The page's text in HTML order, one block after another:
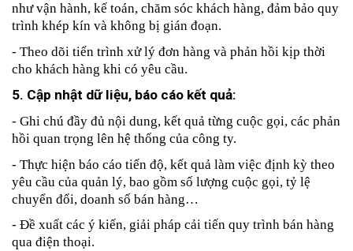
như vận hành, kế toán, chăm sóc khách hàng, đảm bảo quy
trình khép kín và không bị gián đoạn.
- Theo dõi tiến trình xử lý đơn hàng và phản hồi kịp thời
cho khách hàng khi có yêu cầu.
5. Cập nhật dữ liệu, báo cáo kết quả:
- Ghi chú đầy đủ nội dung, kết quả từng cuộc gọi, các phản
hồi quan trọng lên hệ thống của công ty.
- Thực hiện báo cáo tiến độ, kết quả làm việc định kỳ theo
yêu cầu của quản lý, bao gồm số lượng cuộc gọi, tỷ lệ
chuyển đổi, doanh số bán hàng…
- Đề xuất các ý kiến, giải pháp cải tiến quy trình bán hàng
qua điện thoại.